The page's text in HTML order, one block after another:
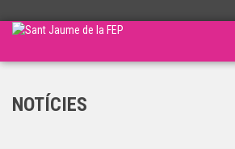
NOTÍCIES